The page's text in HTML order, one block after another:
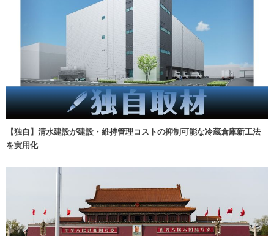
【独自】清水建設が建設・維持管理コストの抑制可能な冷蔵倉庫新工法
を実用化